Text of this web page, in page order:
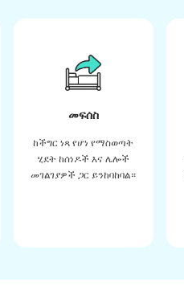
መፍሰስ
ከችግር ነጻ የሆነ የማስወጣት
ሂደት ከሰነዶች እና ሌሎች
መገልገያዎች ጋር ይንከባከባል።